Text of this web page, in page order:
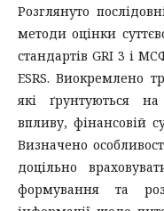
Розглянуто
методи оцінки
стандартів GRI 3 і
ESRS. Виокремлено
які ґрунтуються на
впливу, фінансовій
Визначено
доцільно
формування та